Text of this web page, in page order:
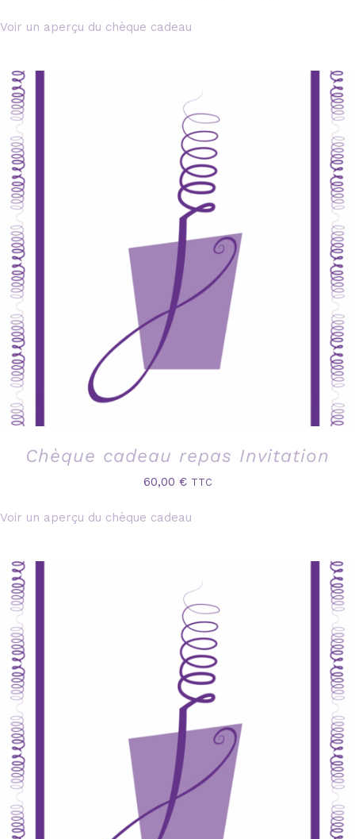
Voir un aperçu du chèque cadeau
Chèque cadeau repas Invitation
60,00 € TTC
Voir un aperçu du chèque cadeau